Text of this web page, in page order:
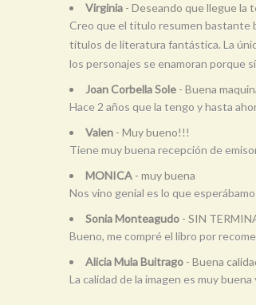
Virginia - Deseando que llegue la
Creo que el título resumen bastante
títulos de literatura fantástica. La
los personajes se enamoran porque
Joan Corbella Sole - Buena
Hace 2 años que la tengo y hasta
Valen - Muy bueno!!!
Tiene muy buena recepción de
MONICA - muy buena
Nos vino genial es lo que
Sonia Monteagudo - SIN
Bueno, me compré el libro por
Alicia Mula Buitrago - Buena
La calidad de la imagen es muy